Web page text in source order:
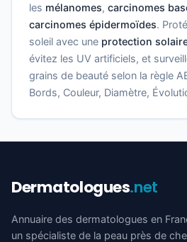
les mélanomes, carcinomes
carcinomes épidermoïdes.
soleil avec une protection
évitez les UV artificiels, et
grains de beauté selon la règle
Bords, Couleur, Diamètre,
Dermatologues.net
Annuaire des dermatologues en
un spécialiste de la peau près de